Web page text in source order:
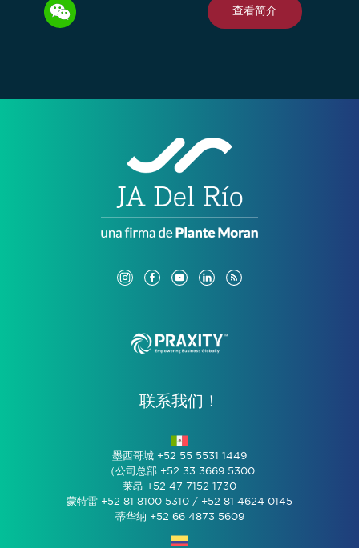
查看简介
联系我们！
墨西哥城 +52 55 5531 1449
（公司总部 +52 33 3669 5300
莱昂 +52 47 7152 1730
蒙特雷 +52 81 8100 5310 / +52 81 4624 0145
蒂华纳 +52 66 4873 5609